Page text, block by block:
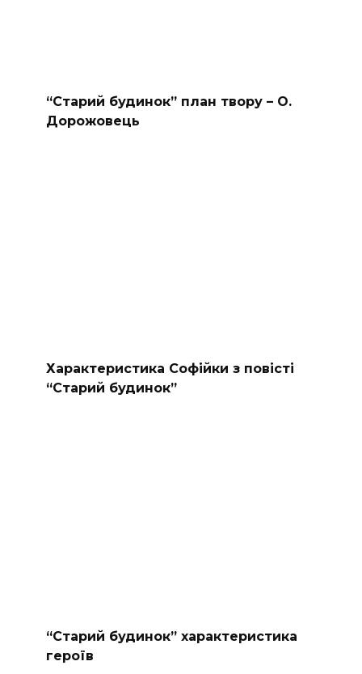
“Старий будинок” план твору – О.
Дорожовець
Характеристика Софійки з повісті
“Старий будинок”
“Старий будинок” характеристика
героїв